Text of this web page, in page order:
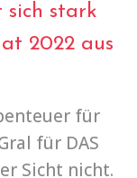
sich stark
2022 aus
für
für DAS
Sicht nicht.